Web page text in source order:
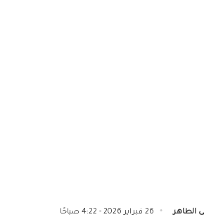
الطاهر 26 فبراير 2026 - 4:22 صباحًا